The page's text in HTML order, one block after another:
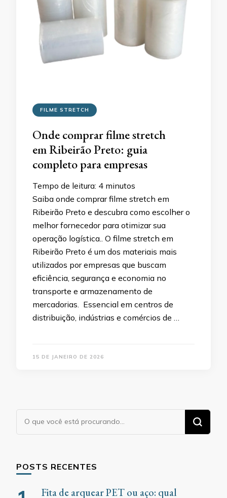
FILME STRETCH
Onde comprar filme stretch
em Ribeirão Preto: guia
completo para empresas
Tempo de leitura: 4 minutos
Saiba onde comprar filme stretch em
Ribeirão Preto e descubra como escolher o
melhor fornecedor para otimizar sua
operação logística.. O filme stretch em
Ribeirão Preto é um dos materiais mais
utilizados por empresas que buscam
eficiência, segurança e economia no
transporte e armazenamento de
mercadorias. Essencial em centros de
distribuição, indústrias e comércios de …
15 DE JANEIRO DE 2026
Procurando
algo?
POSTS RECENTES
Fita de arquear PET ou aço: qual